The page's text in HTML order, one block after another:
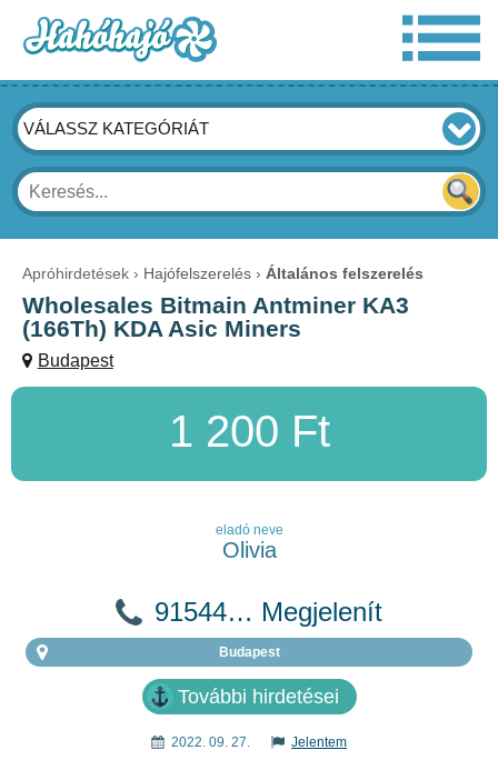
VÁLASSZ KATEGÓRIÁT
Apróhirdetések Hajófelszerelés Általános felszerelés
Wholesales Bitmain Antminer KA3
(166Th) KDA Asic Miners
Budapest
1 200 Ft
eladó neve
Olivia
91544… Megjelenít
Budapest
További hirdetései
2022. 09. 27. Jelentem